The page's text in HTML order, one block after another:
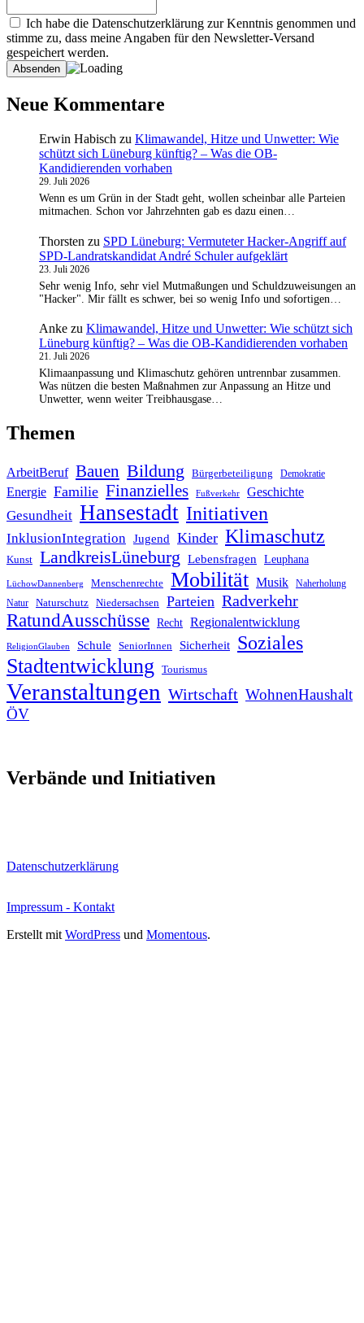
Ich habe die Datenschutzerklärung zur Kenntnis genommen und
stimme zu, dass meine Angaben für den Newsletter-Versand
gespeichert werden.
Neue Kommentare
Erwin Habisch zu Klimawandel, Hitze und Unwetter: Wie
schützt sich Lüneburg künftig? – Was die OB-
Kandidierenden vorhaben
29. Juli 2026
Wenn es um Grün in der Stadt geht, wollen scheinbar alle Parteien
mitmachen. Schon vor Jahrzehnten gab es dazu einen…
Thorsten zu SPD Lüneburg: Vermuteter Hacker-Angriff auf
SPD-Landratskandidat André Schuler aufgeklärt
23. Juli 2026
Sehr wenig Info, sehr viel Mutmaßungen und Schuldzuweisungen an
"Hacker". Mir fällt es schwer, bei so wenig Info und sofortigen…
Anke zu Klimawandel, Hitze und Unwetter: Wie schützt sich
Lüneburg künftig? – Was die OB-Kandidierenden vorhaben
21. Juli 2026
Klimaanpassung und Klimaschutz gehören untrennbar zusammen.
Was nützen die besten Maßnahmen zur Anpassung an Hitze und
Unwetter, wenn weiter Treibhausgase…
Themen
ArbeitBeruf Bauen Bildung Bürgerbeteiligung Demokratie
Energie Familie Finanzielles Fußverkehr
Geschichte
Gesundheit Hansestadt Initiativen
InklusionIntegration Jugend Kinder Klimaschutz
Kunst LandkreisLüneburg Lebensfragen Leuphana
LüchowDannenberg Menschenrechte Mobilität Musik Naherholung
Natur Naturschutz Niedersachsen Parteien Radverkehr
RatundAusschüsse Recht Regionalentwicklung
ReligionGlauben Schule SeniorInnen Sicherheit Soziales
Stadtentwicklung Tourismus
Veranstaltungen Wirtschaft WohnenHaushalt
ÖV
Verbände und Initiativen
Datenschutzerklärung
Impressum - Kontakt
Erstellt mit WordPress und Momentous.